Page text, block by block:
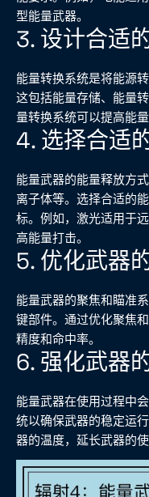
型能量武器。
3. 设计合适
能量转换系统是将能源
这包括能量存储、能量
量转换系统可以提高能
4. 选择合适
能量武器的能量释放方
离子体等。选择合适的
标。例如，激光适用于
高能量打击。
5. 优化武器
能量武器的聚焦和瞄准
键部件。通过优化聚焦
精度和命中率。
6. 强化武器
能量武器在使用过程中
统以确保武器的稳定运
器的温度，延长武器的使